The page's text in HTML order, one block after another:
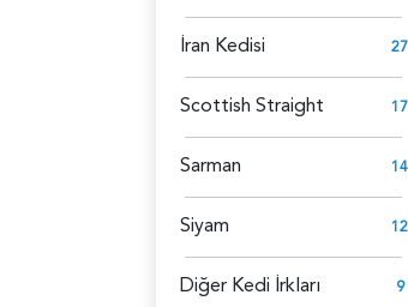
İran Kedisi 27
Scottish Straight 17
Sarman 14
Siyam 12
Diğer Kedi İrkları 9